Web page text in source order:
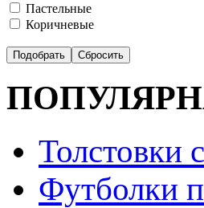
Пастельные
Коричневые
Толстовки
Футболки